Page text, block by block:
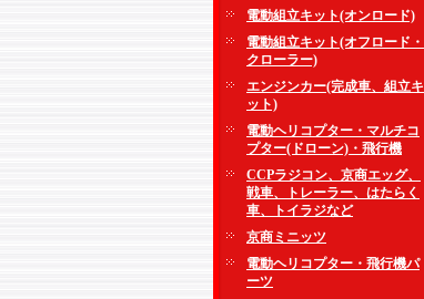
電動組立キット(オンロード)
電動組立キット(オフロード・
クローラー)
エンジンカー(完成車、組立キ
ット)
電動ヘリコプター・マルチコ
プター(ドローン)・飛行機
CCPラジコン、京商エッグ、
戦車、トレーラー、はたらく
車、トイラジなど
京商ミニッツ
電動ヘリコプター・飛行機パ
ーツ